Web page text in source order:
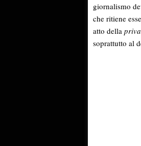
giornalismo
che ritiene
atto della
soprattutto al